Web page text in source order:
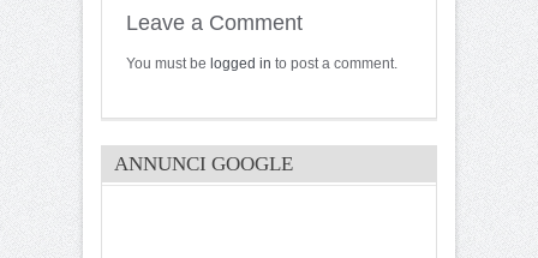
Leave a Comment
You must be logged in to post a comment.
ANNUNCI GOOGLE